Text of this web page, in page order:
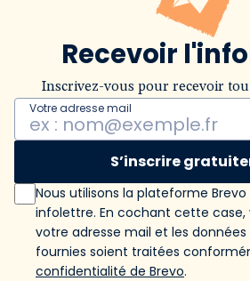
Recevoir
Inscrivez-vous pour recevoir
Votre adresse mail
S’inscrire
Nous utilisons la plateforme
infolettre. En cochant cette
votre adresse mail et les données
fournies soient traitées
confidentialité de Brevo.